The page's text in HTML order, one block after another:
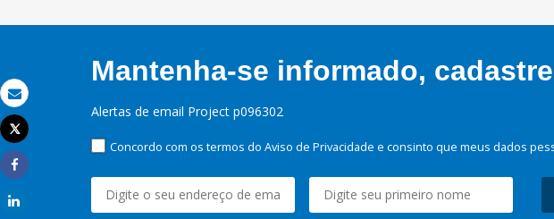
Email
Imprimir
Tweet
Share
Mantenha-se informado,
Alertas de email Project p096302
Concordo com os termos do Aviso de Privacidade e consinto que meus dados